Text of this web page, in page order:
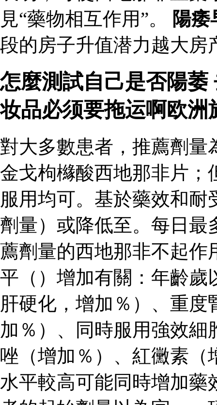
見“藥物相互作用”。
陽痿
段的房子升值潜力越大房
怎麼測試自己是否陽
妆品必须要拖运啊欧洲
對大多數患者，推薦劑量
金戈枸櫞酸西地那非片；
服用均可。基於藥效和
劑量）或降低至。每日最
薦劑量的西地那非不起作
平（）增加有關：年齡歲
肝硬化，增加％）、重
加％）、同時服用強效
唑（增加％）、紅黴素（
水平較高可能同時增加